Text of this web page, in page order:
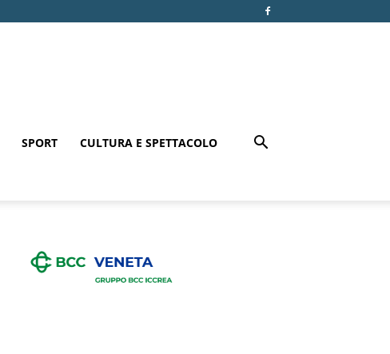
SPORT CULTURA E SPETTACOLO